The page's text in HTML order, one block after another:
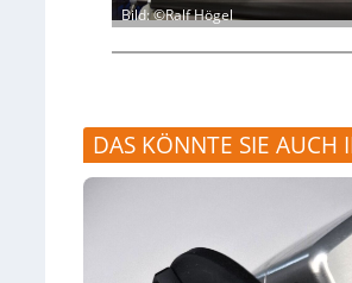
Bild: ©Ralf Högel
DAS KÖNNTE SIE AUCH